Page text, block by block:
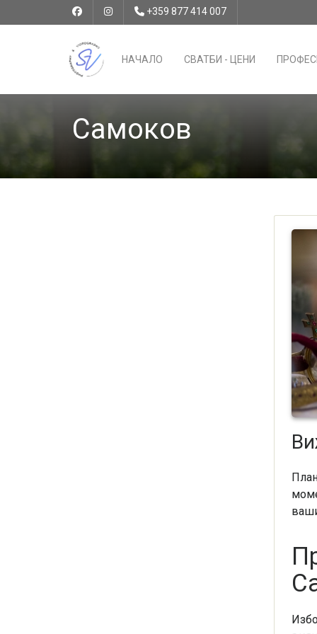
+359 877 414 007
НАЧАЛО СВАТБИ - ЦЕНИ
Самоков